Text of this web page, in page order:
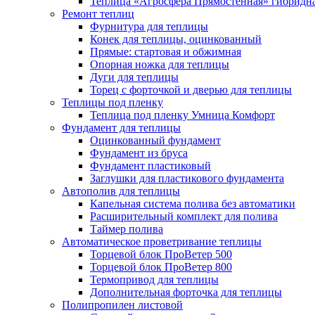
Ремонт теплиц
Фурнитура для теплицы
Конек для теплицы, оцинкованный
Прямые: стартовая и обжимная
Опорная ножка для теплицы
Дуги для теплицы
Торец с форточкой и дверью для теплицы
Теплицы под пленку
Теплица под пленку Умница Комфорт
Фундамент для теплицы
Оцинкованный фундамент
Фундамент из бруса
Фундамент пластиковый
Заглушки для пластикового фундамента
Автополив для теплицы
Капельная система полива без автоматики
Расширительный комплект для полива
Таймер полива
Автоматическое проветривание теплицы
Торцевой блок ПроВетер 500
Торцевой блок ПроВетер 800
Термопривод для теплицы
Дополнительная форточка для теплицы
Полипропилен листовой